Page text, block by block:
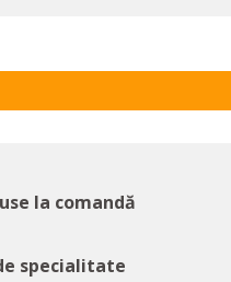
la comandă
specialitate